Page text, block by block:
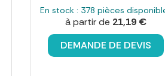
En stock : 378 pièces
à partir de 21,19 €
DEMANDE DE DEVIS